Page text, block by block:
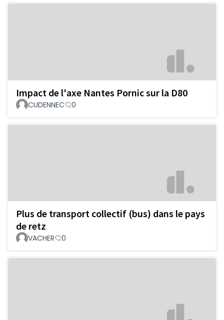
Impact de l'axe Nantes Pornic sur la D80
CUDENNEC 0
Plus de transport collectif (bus) dans le pays
de retz
VACHER 0